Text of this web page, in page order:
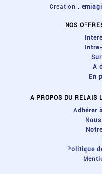
Création :
NOS
A
En
A PROPOS DU RELAIS
Adhérer
Politique